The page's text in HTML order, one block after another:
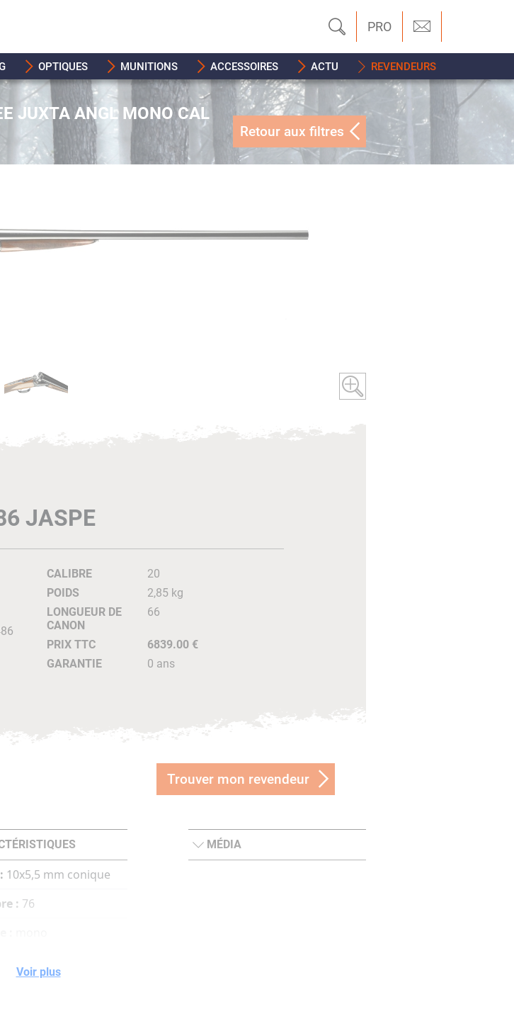
PRO
OPTIQUES MUNITIONS ACCESSOIRES ACTU REVENDEURS
JUXTA ANGL MONO CAL
Retour aux filtres
JASPE
CALIBRE
20
POIDS
2,85 kg
LONGUEUR DE
CANON
66
PRIX TTC
6839.00 €
GARANTIE
0 ans
Trouver mon revendeur
10x5,5 mm conique
: 76
MÉDIA
Voir plus